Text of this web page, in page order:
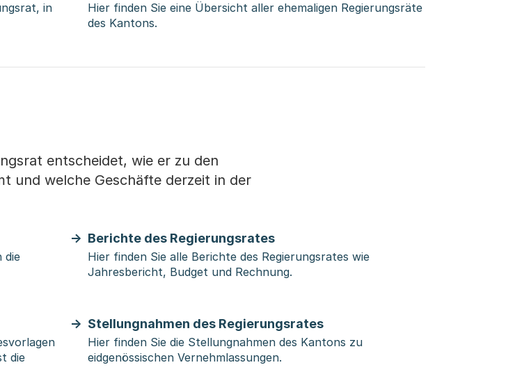
in
Hier finden Sie eine Übersicht aller ehemaligen Regierungsräte
des Kantons.
entscheidet, wie er zu den
und welche Geschäfte derzeit in der
die
Berichte des Regierungsrates
Hier finden Sie alle Berichte des Regierungsrates wie
Jahresbericht, Budget und Rechnung.
die
Stellungnahmen des Regierungsrates
Hier finden Sie die Stellungnahmen des Kantons zu
eidgenössischen Vernehmlassungen.